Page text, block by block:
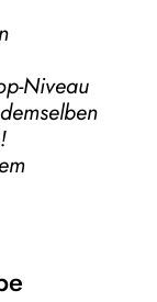
Niveau